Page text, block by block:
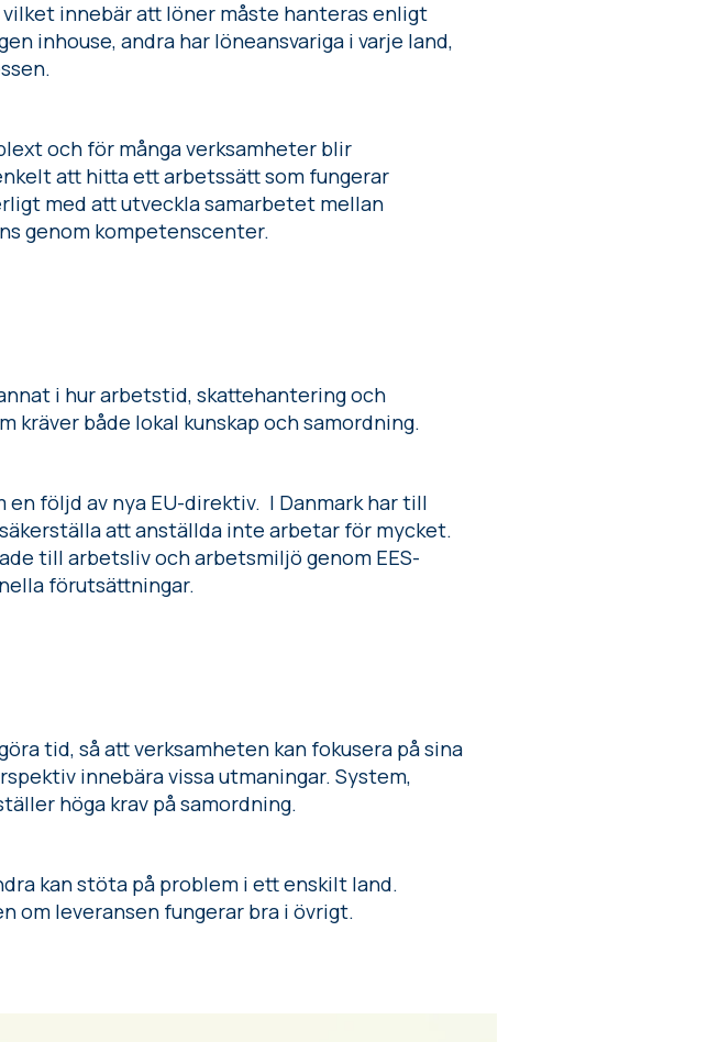
vilket innebär att löner måste hanteras enligt
inhouse, andra har löneansvariga i varje land,
och för många verksamheter blir
att hitta ett arbetssätt som fungerar
med att utveckla samarbetet mellan
genom kompetenscenter.
i hur arbetstid, skattehantering och
kräver både lokal kunskap och samordning.
följd av nya EU-direktiv. I Danmark har till
att anställda inte arbetar för mycket.
till arbetsliv och arbetsmiljö genom EES-
förutsättningar.
tid, så att verksamheten kan fokusera på sina
innebära vissa utmaningar. System,
höga krav på samordning.
kan stöta på problem i ett enskilt land.
om leveransen fungerar bra i övrigt.